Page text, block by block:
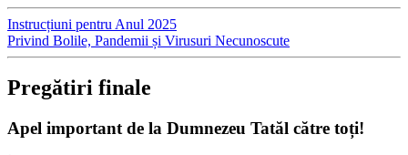
Instrucțiuni pentru Anul 2025
Privind Bolile, Pandemii și Virusuri Necunoscute
Pregătiri finale
Apel important de la Dumnezeu Tatăl către toți!